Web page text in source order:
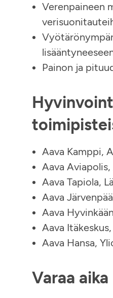
Verenpaineen
Painon ja
Aava Kamppi,
Aava
Aava Tapiola,
Aava
Aava
Aava
Aava Hansa,
Varaa aika